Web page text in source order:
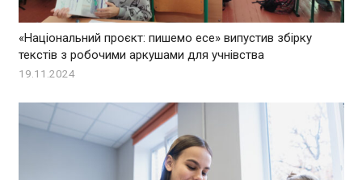
«Національний проєкт: пишемо есе» випустив збірку
текстів з робочими аркушами для учнівства
19.11.2024